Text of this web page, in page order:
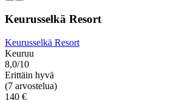
Keurusselkä Resort
Keurusselkä Resort
Keuruu
8,0/10
Erittäin hyvä
(7 arvostelua)
140 €